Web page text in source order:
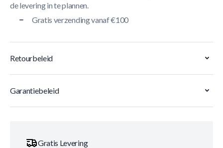
de levering in te plannen.
Gratis verzending vanaf €100
Retourbeleid
Garantiebeleid
Gratis Levering